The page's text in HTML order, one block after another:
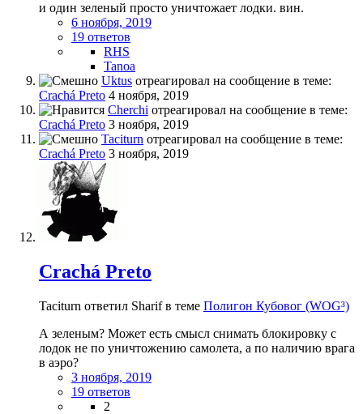
и один зеленый просто уничтожает лодки. вин.
6 ноября, 2019
19 ответов
RHS
Tanoa
Uktus отреагировал на сообщение в теме:
Crachá Preto 4 ноября, 2019
Cherchi отреагировал на сообщение в теме:
Crachá Preto 3 ноября, 2019
Taciturn отреагировал на сообщение в теме:
Crachá Preto 3 ноября, 2019
Crachá Preto
Taciturn ответил Sharif в теме Полигон Кубовог (WOG³)
А зеленым? Может есть смысл снимать блокировку с
лодок не по уничтожению самолета, а по наличию врага
в аэро?
3 ноября, 2019
19 ответов
2